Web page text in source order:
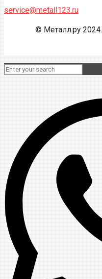
service@metall123.ru
© Металл.ру